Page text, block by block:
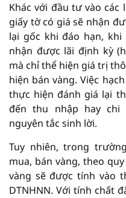
Khác với đầu tư vào
giấy tờ có giá sẽ nhận
lại gốc khi đáo hạn, khi
nhận được lãi định kỳ
mà chỉ thể hiện giá trị
hiện bán vàng. Việc
thực hiện đánh giá lại
đến thu nhập hay chi
nguyên tắc sinh lời.
Tuy nhiên, trong
mua, bán vàng, theo
vàng sẽ được tính vào
DTNHNN. Với tính chất